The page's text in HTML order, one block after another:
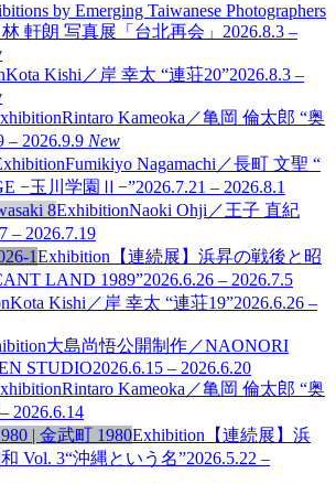
by Emerging Taiwanese Photographers
林 軒朗 写真展「台北再会」 2026.8.3 –
Kota Kishi／岸 幸太 “連荘20”2026.8.3 –
Rintaro Kameoka／亀岡 倫太郎 “奥
– 2026.9.9 New
Fumikiyo Nagamachi／長町 文聖 “
−玉川学園Ⅱ−”2026.7.21 – 2026.8.1
ExhibitionNaoki Ohji／王子 直紀
– 2026.7.19
Exhibition 【連続展】浜昇の戦後と昭
LAND 1989”2026.6.26 – 2026.7.5
Kota Kishi／岸 幸太 “連荘19”2026.6.26 –
大島尚悟公開制作／NAONORI
STUDIO2026.6.15 – 2026.6.20
Rintaro Kameoka／亀岡 倫太郎 “奥
2026.6.14
Exhibition 【連続展】浜
Vol. 3“沖縄という名”2026.5.22 –